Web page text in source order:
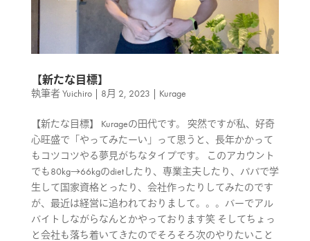
【新たな目標】
執筆者Yuichiro| 8月 2, 2023 | Kurage
【新たな目標】 Kurageの田代です。 突然ですが私、好奇
心旺盛で「やってみたーい」って思うと、長年かかって
もコツコツやる夢見がちなタイプです。 このアカウント
でも80kg→66kgのdietしたり、専業主夫したり、パパで学
生して国家資格とったり、会社作ったりしてみたのです
が、最近は経営に追われておりまして。。。バーでアル
バイトしながらなんとかやっております笑 そしてちょっ
と会社も落ち着いてきたのでそろそろ次のやりたいこと